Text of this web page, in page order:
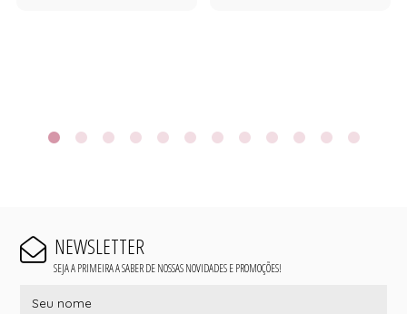
NEWSLETTER
SEJA A PRIMEIRA A SABER DE NOSSAS NOVIDADES E PROMOÇÕES!